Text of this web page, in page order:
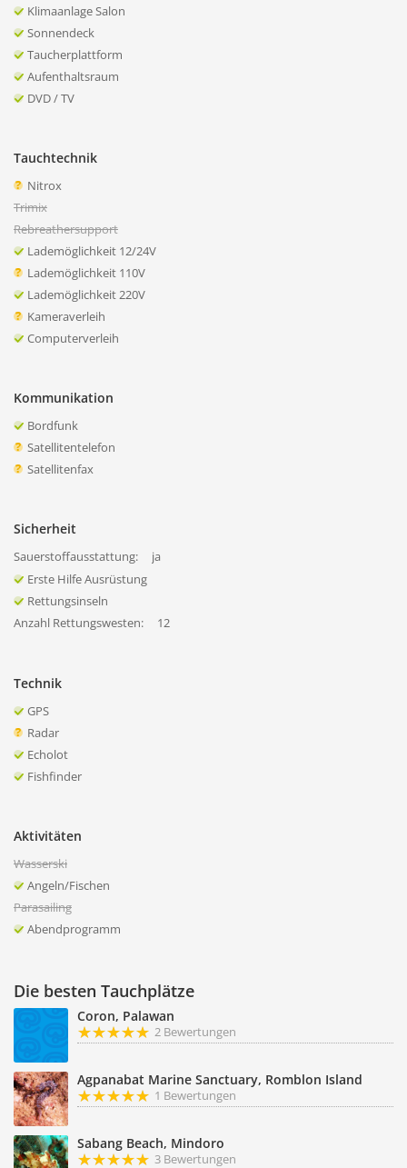
Klimaanlage Salon
Sonnendeck
Taucherplattform
Aufenthaltsraum
DVD / TV
Tauchtechnik
Nitrox
Trimix
Rebreathersupport
Lademöglichkeit 12/24V
Lademöglichkeit 110V
Lademöglichkeit 220V
Kameraverleih
Computerverleih
Kommunikation
Bordfunk
Satellitentelefon
Satellitenfax
Sicherheit
Sauerstoffausstattung:
ja
Erste Hilfe Ausrüstung
Rettungsinseln
Anzahl Rettungswesten:
12
Technik
GPS
Radar
Echolot
Fishfinder
Aktivitäten
Wasserski
Angeln/Fischen
Parasailing
Abendprogramm
Die besten Tauchplätze
Coron, Palawan
2 Bewertungen
Agpanabat Marine Sanctuary, Romblon Island
1 Bewertungen
Sabang Beach, Mindoro
3 Bewertungen